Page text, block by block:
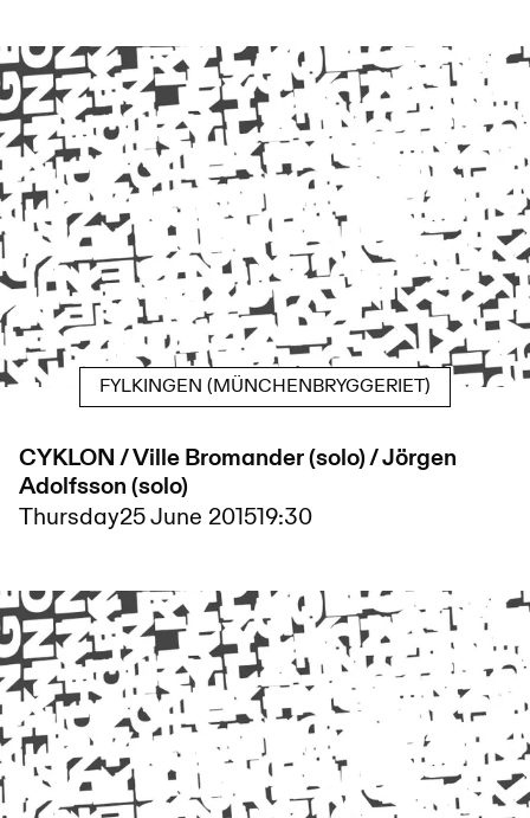
FYLKINGEN (MÜNCHENBRYGGERIET)
CYKLON / Ville Bromander (solo) / Jörgen
Adolfsson (solo)
Thursday25 June 201519:30